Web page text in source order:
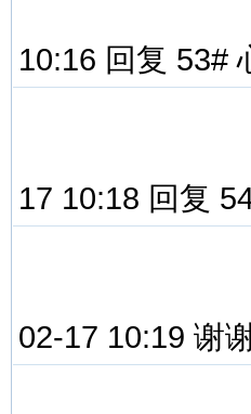
10:16 回复 53#
17 10:18 回复
02-17 10:19 谢